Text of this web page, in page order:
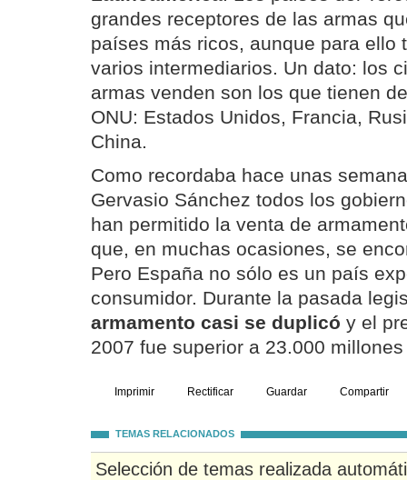
grandes receptores de las armas
países más ricos, aunque para ello
varios intermediarios. Un dato: los
armas venden son los que tienen
ONU: Estados Unidos, Francia,
China.
Como recordaba hace unas
Gervasio Sánchez todos los
han permitido la venta de
que, en muchas ocasiones, se
Pero España no sólo es un país
consumidor. Durante la pasada
armamento casi se duplicó y el
2007 fue superior a 23.000
Imprimir Rectificar Guardar Compartir
TEMAS RELACIONADOS
Selección de temas realizada